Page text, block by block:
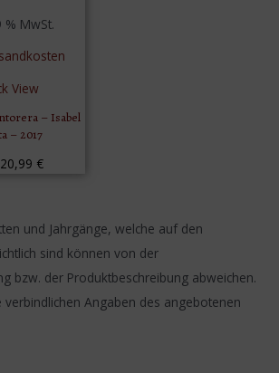
% MwSt.
View
– Isabel
– 2017
20,99 €
und Jahrgänge, welche auf den
sind können von der
bzw. der Produktbeschreibung abweichen.
verbindlichen Angaben des angebotenen